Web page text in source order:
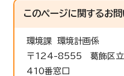
このページに関するお
環境課 環境計画係
〒124-8555 葛飾区
410番窓口